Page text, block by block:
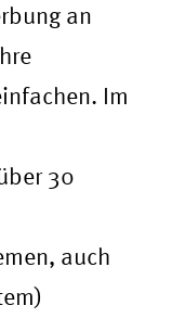
an
Im
30
auch